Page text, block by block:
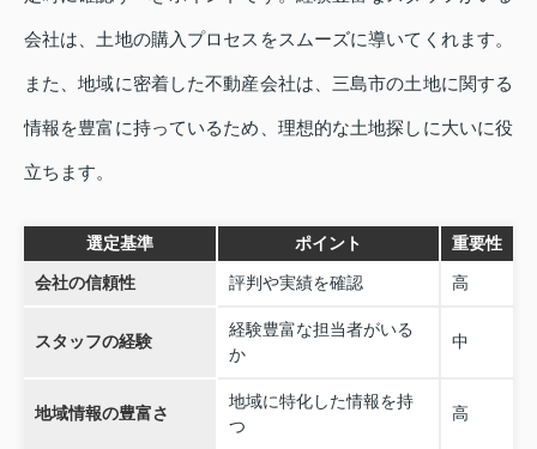
会社は、土地の購入プロセスをスムーズに導いてくれます。
また、地域に密着した不動産会社は、三島市の土地に関する
情報を豊富に持っているため、理想的な土地探しに大いに役
立ちます。
選定基準 ポイント 重要性
会社の信頼性 評判や実績を確認 高
スタッフの経験
経験豊富な担当者がいる
か
中
地域情報の豊富さ
地域に特化した情報を持
つ
高